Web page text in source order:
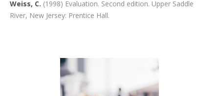
Weiss, C. (1998) Evaluation. Second edition. Upper Saddle
River, New Jersey: Prentice Hall.